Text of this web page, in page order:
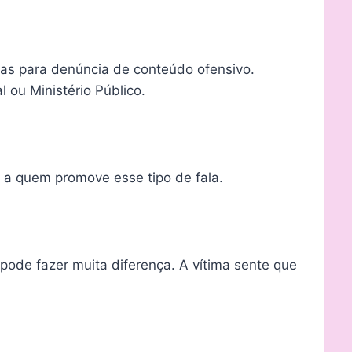
para denúncia de conteúdo ofensivo.
ou Ministério Público.
quem promove esse tipo de fala.
fazer muita diferença. A vítima sente que